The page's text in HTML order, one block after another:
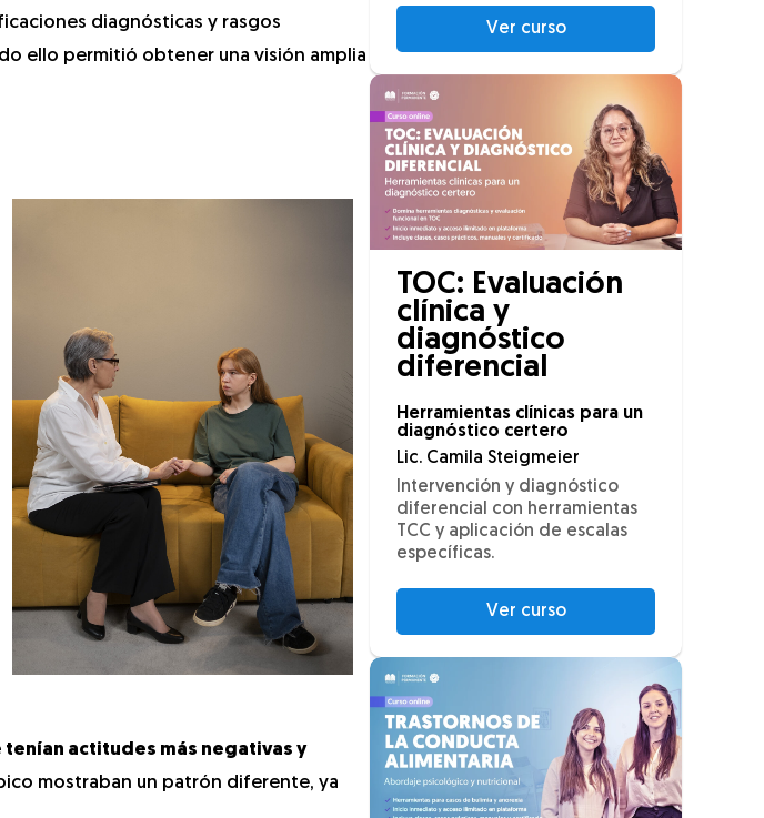
diagnósticas y rasgos
ello permitió obtener una visión amplia
actitudes más negativas y
mostraban un patrón diferente, ya
Ver curso
TOC: Evaluación
clínica y
diagnóstico
diferencial
Herramientas clínicas para un
diagnóstico certero
Lic. Camila Steigmeier
Intervención y diagnóstico
diferencial con herramientas
TCC y aplicación de escalas
específicas.
Ver curso